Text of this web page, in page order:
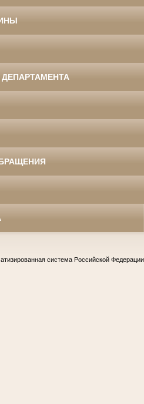
система Российской